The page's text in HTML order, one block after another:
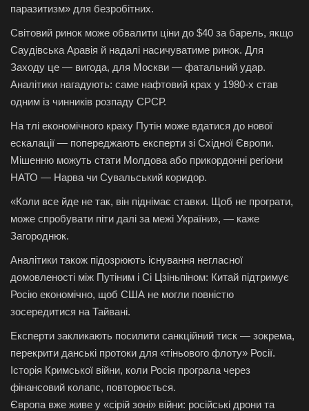
паразитизм» для безробітних.
Світовий ринок може обвалити ціни до $40 за барель, якщо
Саудівська Аравія й надалі насичуватиме ринок. Для
Заходу це — вигода, для Москви — фатальний удар.
Аналітики нагадують: саме нафтовий крах у 1980-х став
одним із чинників розпаду СРСР.
На тлі економічного краху Путін може вдатися до нової
ескалації — попереджають експерти зі Східної Європи.
Мішенню можуть стати Молдова або прикордонні регіони
НАТО — Нарва чи Сувальський коридор.
«Коли все йде не так, він піднімає ставки. Щоб не програти,
може спробувати піти далі за межі України», — каже
Загороднюк.
Аналітики також підозрюють існування негласної
домовленості між Путіним і Сі Цзіньпіном: Китай підтримує
Росію економічно, щоб США не могли повністю
зосередитися на Тайвані.
Експерти закликають посилити санкційний тиск — зокрема,
перекрити данські протоки для «тіньового флоту» Росії.
Історія Кримської війни, коли Росія програла через
фінансовий колапс, повторюється.
Європа вже живе у «сірій зоні» війни: російські дрони та